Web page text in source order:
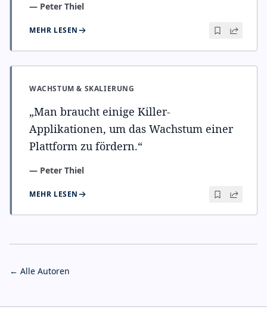
— Peter Thiel
MEHR LESEN
WACHSTUM & SKALIERUNG
„Man braucht einige Killer-
Applikationen, um das Wachstum einer
Plattform zu fördern.“
— Peter Thiel
MEHR LESEN
← Alle Autoren